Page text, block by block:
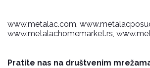
www.metalac.com,
www.metalachomemarket.rs,
Pratite nas na društvenim